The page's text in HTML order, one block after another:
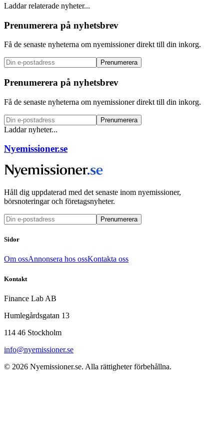
Laddar relaterade nyheter...
Prenumerera på nyhetsbrev
Få de senaste nyheterna om nyemissioner direkt till din inkorg.
Prenumerera
Prenumerera på nyhetsbrev
Få de senaste nyheterna om nyemissioner direkt till din inkorg.
Prenumerera
Laddar nyheter...
Nyemissioner.se
Håll dig uppdaterad med det senaste inom nyemissioner,
börsnoteringar och företagsnyheter.
Prenumerera
Sidor
Om ossAnnonsera hos ossKontakta oss
Kontakt
Finance Lab AB
Humlegårdsgatan 13
114 46 Stockholm
info@nyemissioner.se
© 2026 Nyemissioner.se. Alla rättigheter förbehållna.